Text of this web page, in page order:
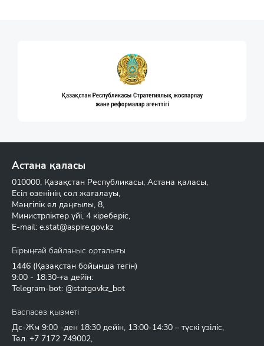
Астана қаласы
010000, Қазақстан Республикасы, Астана қаласы,
Есіл өзенінің сол жағалауы,
Мәңгілік ел даңғылы, 8,
Министрліктер үйі, 4 кіреберіс,
E-mail: e.stat@aspire.gov.kz
Бірыңғай байланыс орталығы
1446 (Қазақстан бойынша тегін)
9:00 - 18:30-ға дейін:
Telegram-bot: @statgovkz_bot
Баспасөз қызметі
Дс-Жм 9:00 -ден 18:30 дейін, 13:00-14:30 – түскі үзіліс,
Тел. +7 7172 749002,